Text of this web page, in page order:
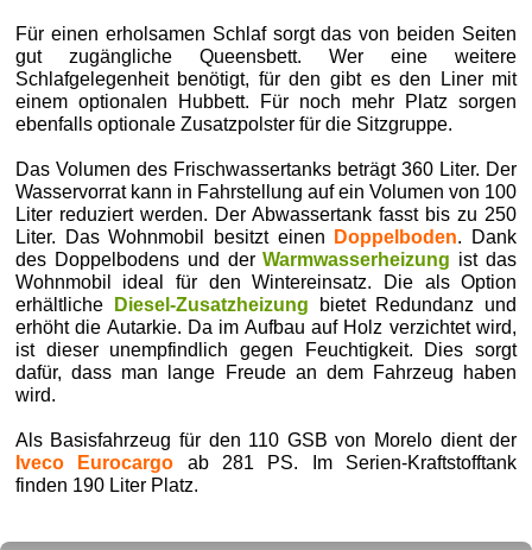
Für einen erholsamen Schlaf sorgt das von beiden Seiten
gut zugängliche Queensbett. Wer eine weitere
Schlafgelegenheit benötigt, für den gibt es den Liner mit
einem optionalen Hubbett. Für noch mehr Platz sorgen
ebenfalls optionale Zusatzpolster für die Sitzgruppe.
Das Volumen des Frischwassertanks beträgt 360 Liter. Der
Wasservorrat kann in Fahrstellung auf ein Volumen von 100
Liter reduziert werden. Der Abwassertank fasst bis zu 250
Liter. Das Wohnmobil besitzt einen
Doppelboden. Dank
des Doppelbodens und derWarmwasserheizung ist das
Wohnmobil ideal für den Wintereinsatz. Die als Option
erhältliche
Diesel-Zusatzheizung bietet Redundanz und
erhöht die Autarkie. Da im Aufbau auf Holz verzichtet wird,
ist dieser unempfindlich gegen Feuchtigkeit. Dies sorgt
dafür, dass man lange Freude an dem Fahrzeug haben
wird.
Als Basisfahrzeug für den 110 GSB von Morelo dient der
Iveco Eurocargo ab 281 PS. Im Serien-Kraftstofftank
finden 190 Liter Platz.